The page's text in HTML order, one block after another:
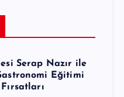
Serap Nazır ile
Eğitimi